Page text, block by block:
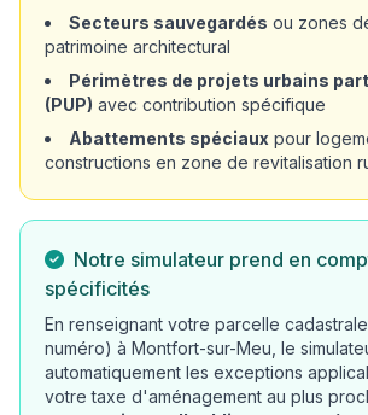
Secteurs sauvegardés ou zones
patrimoine architectural
Périmètres de projets urbains
(PUP) avec contribution spécifique
Abattements spéciaux pour
constructions en zone de revitalisation
Notre simulateur prend en
spécificités
En renseignant votre parcelle
numéro) à Montfort-sur-Meu, le
automatiquement les exceptions
votre taxe d'aménagement au plus